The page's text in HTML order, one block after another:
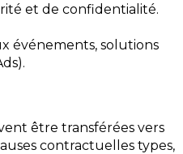
et de confidentialité.
événements, solutions
être transférées vers
contractuelles types,